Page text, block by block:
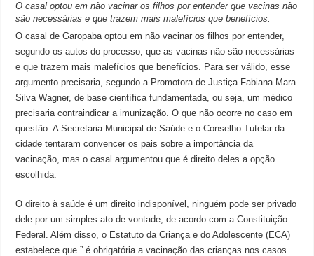
O casal optou em não vacinar os filhos por entender que vacinas não
são necessárias e que trazem mais malefícios que benefícios.
O casal de Garopaba optou em não vacinar os filhos por entender,
segundo os autos do processo, que as vacinas não são necessárias
e que trazem mais malefícios que benefícios. Para ser válido, esse
argumento precisaria, segundo a Promotora de Justiça Fabiana Mara
Silva Wagner, de base científica fundamentada, ou seja, um médico
precisaria contraindicar a imunização. O que não ocorre no caso em
questão. A Secretaria Municipal de Saúde e o Conselho Tutelar da
cidade tentaram convencer os pais sobre a importância da
vacinação, mas o casal argumentou que é direito deles a opção
escolhida.
O direito à saúde é um direito indisponível, ninguém pode ser privado
dele por um simples ato de vontade, de acordo com a Constituição
Federal. Além disso, o Estatuto da Criança e do Adolescente (ECA)
estabelece que ” é obrigatória a vacinação das crianças nos casos